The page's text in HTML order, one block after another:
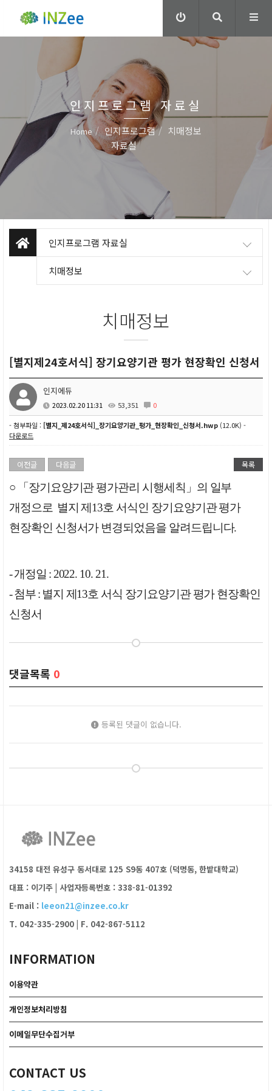
인지프로그램 자료실
Home
인지프로그램
자료실
치매정보
인지프로그램 자료실
치매정보
치매정보
[별지제24호서식] 장기요양기관 평가 현장확인 신청서
인지에듀
2023.02.20 11:31 53,351 0
- 첨부파일 : [별지_제24호서식]_장기요양기관_평가_현장확인_신청서.hwp (12.0K) -
다운로드
이전글 다음글 목록
○ 「 장기요양기관 평가관리 시행세칙 」 의 일부
개정으로 별지 제 13호 서식인 장기요양기관 평가
현장확인 신청서가 변경되었음을 알려드립니다.
-개정일 : 2022. 10. 21.
-첨부: 별지 제 13호 서식 장기요양기관 평가 현장확인
신청서
댓글목록 0
등록된 댓글이 없습니다.
34158 대전 유성구 동서대로 125 S9동 407호 (덕명동, 한밭대학교)
대표 : 이기주 | 사업자등록번호 : 338-81-01392
E-mail : leeon21@inzee.co.kr
T. 042-335-2900 | F. 042-867-5112
INFORMATION
이용약관
개인정보처리방침
이메일무단수집거부
CONTACT US